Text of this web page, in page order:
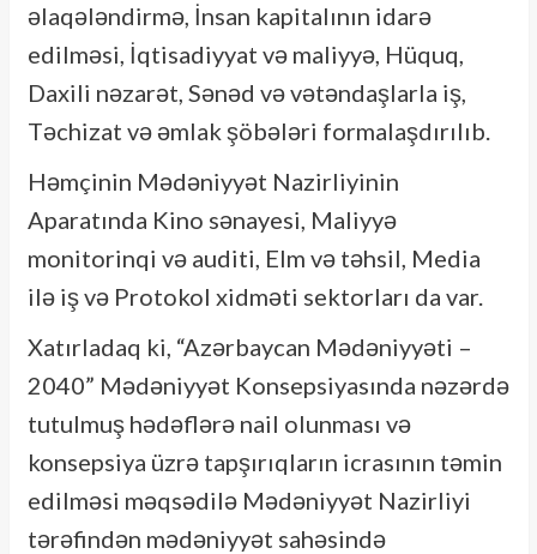
əlaqələndirmə, İnsan kapitalının idarə
edilməsi, İqtisadiyyat və maliyyə, Hüquq,
Daxili nəzarət, Sənəd və vətəndaşlarla iş,
Təchizat və əmlak şöbələri formalaşdırılıb.
Həmçinin Mədəniyyət Nazirliyinin
Aparatında Kino sənayesi, Maliyyə
monitorinqi və auditi, Elm və təhsil, Media
ilə iş və Protokol xidməti sektorları da var.
Xatırladaq ki, “Azərbaycan Mədəniyyəti –
2040” Mədəniyyət Konsepsiyasında nəzərdə
tutulmuş hədəflərə nail olunması və
konsepsiya üzrə tapşırıqların icrasının təmin
edilməsi məqsədilə Mədəniyyət Nazirliyi
tərəfindən mədəniyyət sahəsində